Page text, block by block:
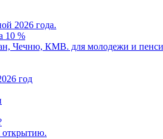
2026 года.
10 %
Чечню, КМВ. для молодежи и
год
открытию.